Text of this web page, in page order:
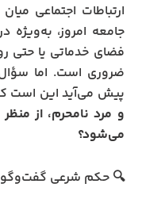
ارتباطات اجتماعی
جامعه امروز، به‌ویژه
فضای خدماتی یا حتی
ضروری است. اما
پیش می‌آید این است
و مرد نامحرم، از
می‌شود؟
🔍 حکم شرعی گفت‌وگو